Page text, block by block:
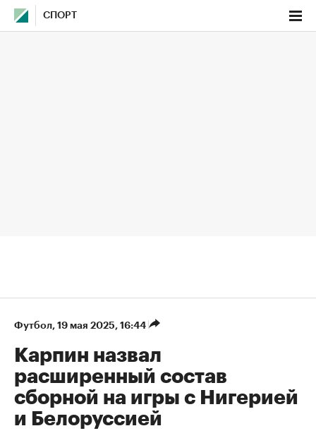
СПОРТ
Футбол⁠, 19 мая 2025, 16:44
Карпин назвал
расширенный состав
сборной на игры с Нигерией
и Белоруссией